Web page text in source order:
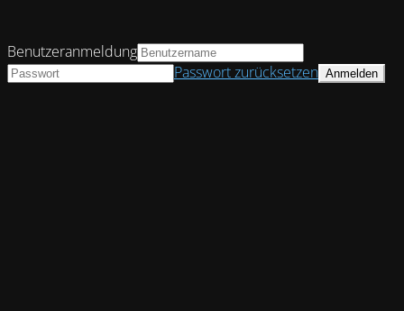
Benutzeranmeldung
Passwort zurücksetzen